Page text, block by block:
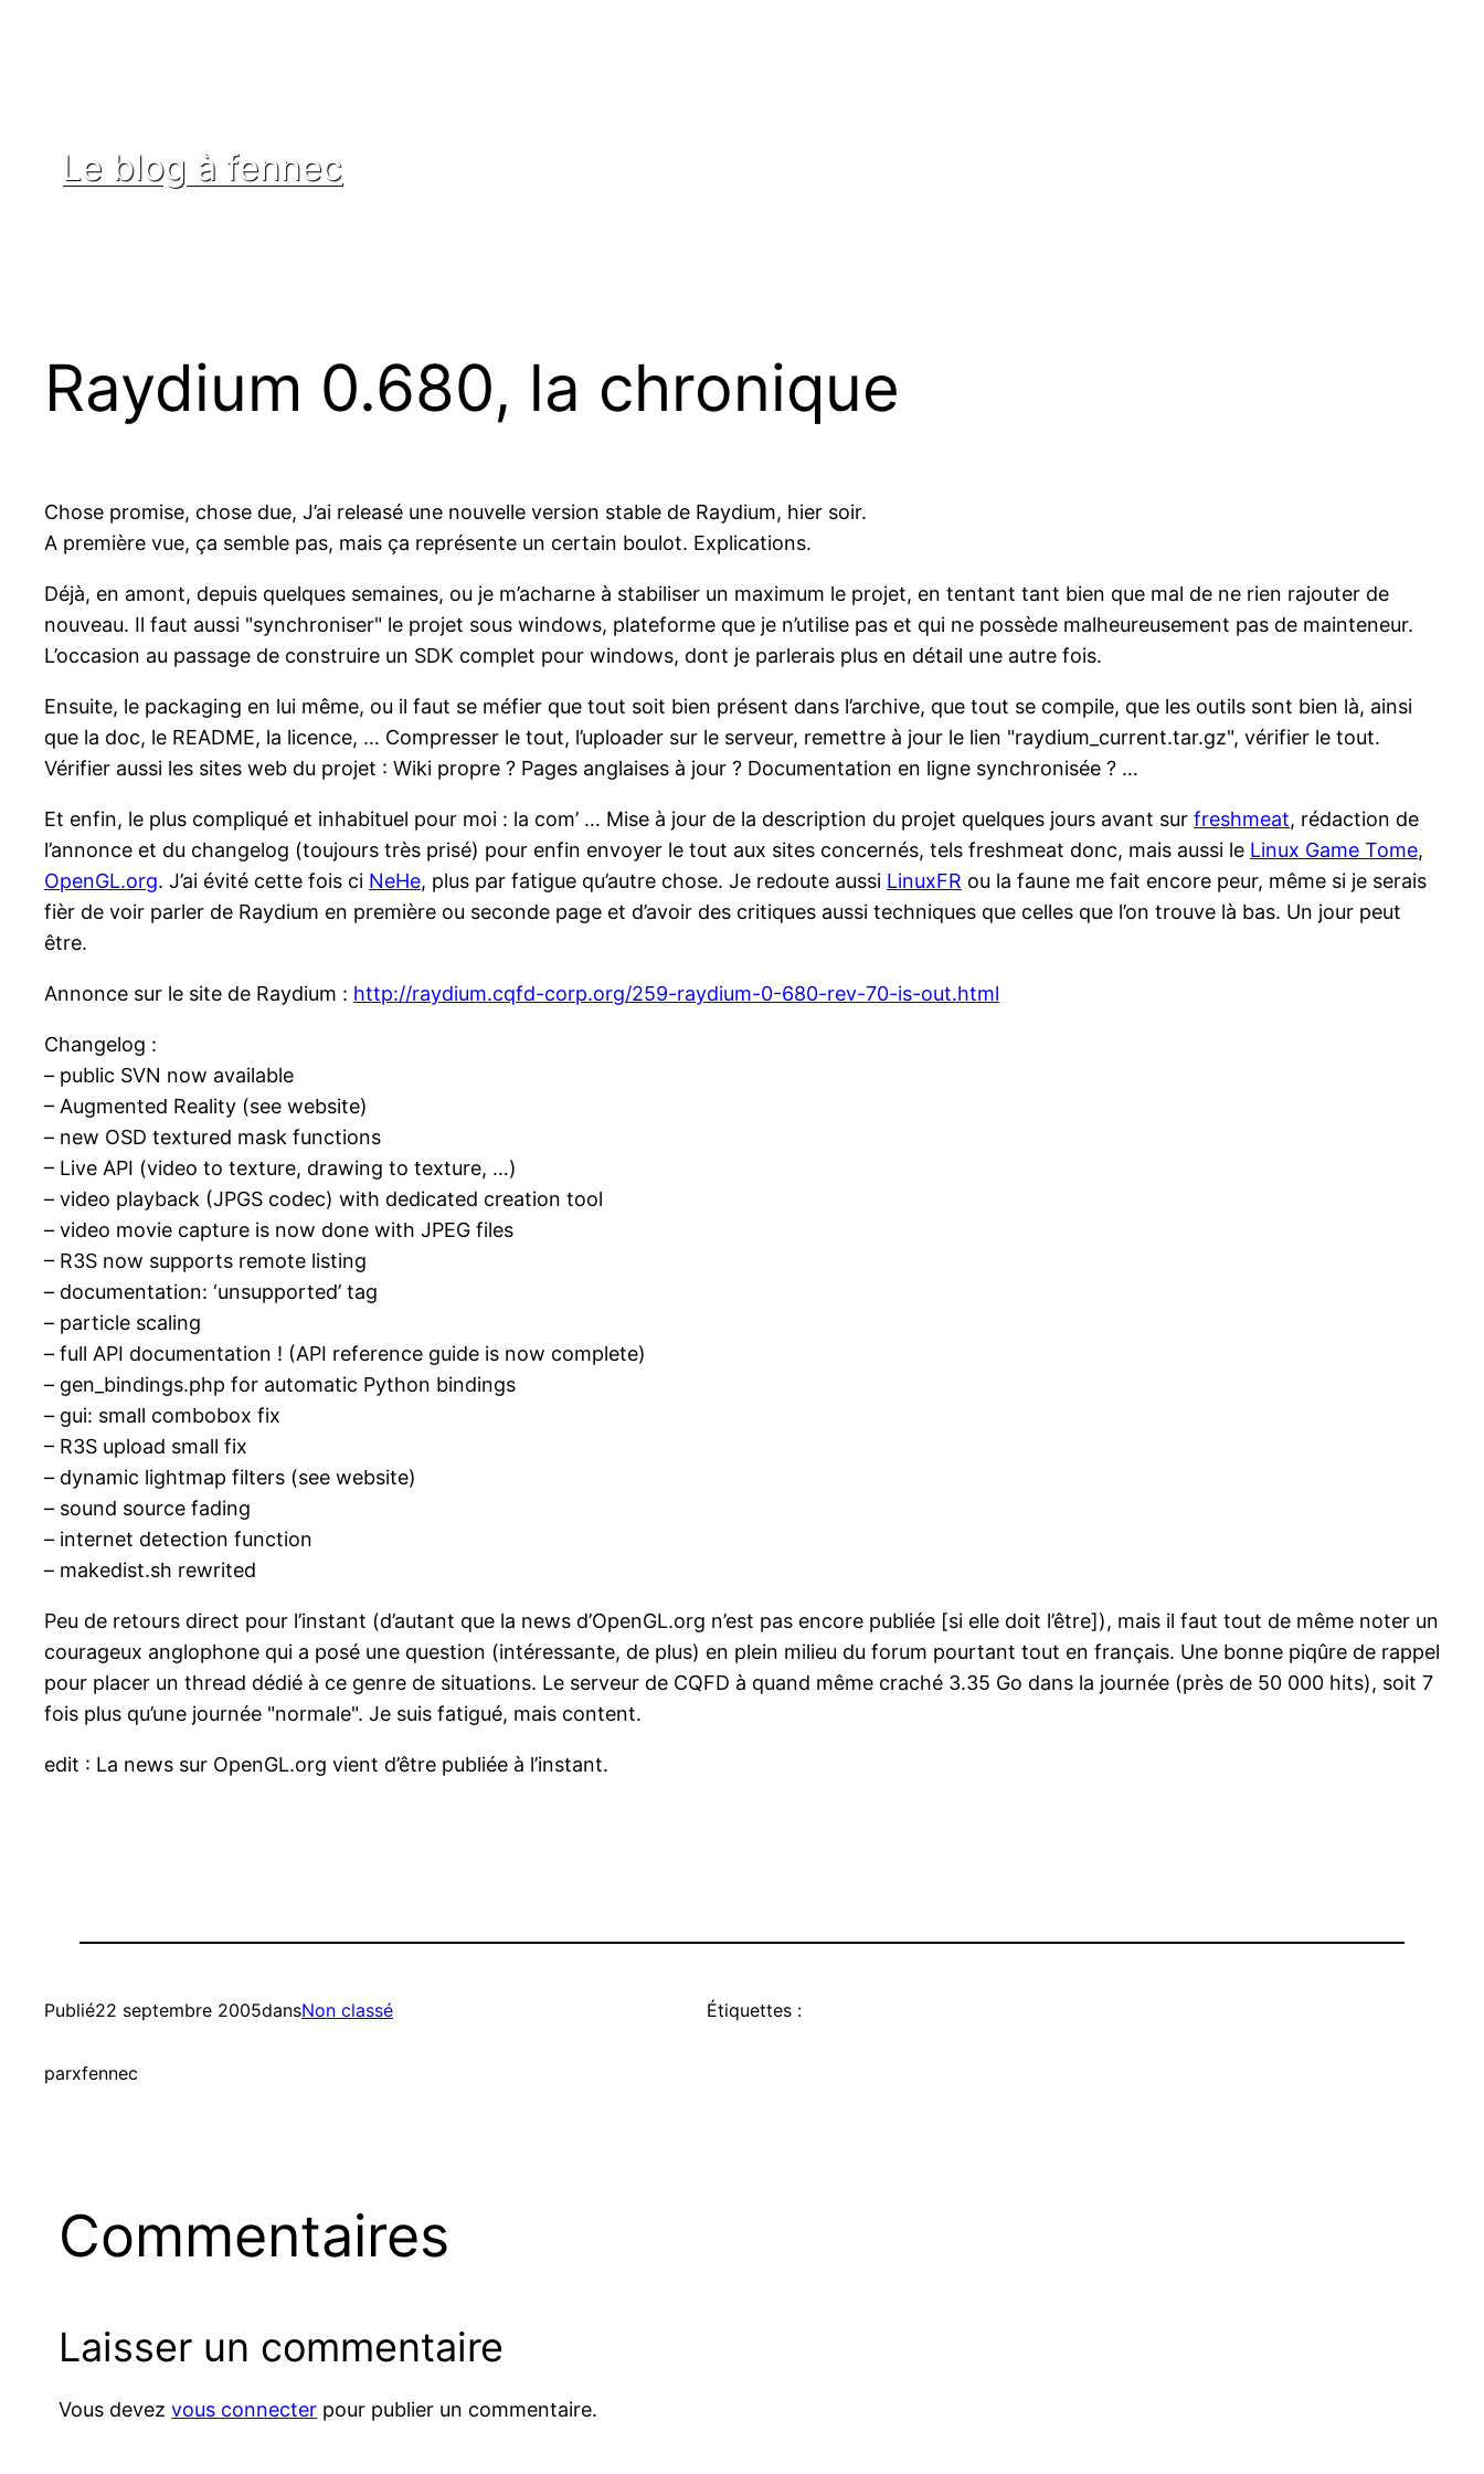
Le blog à fennec
Raydium 0.680, la chronique
Chose promise, chose due, J’ai releasé une nouvelle version stable de Raydium, hier soir.
A première vue, ça semble pas, mais ça représente un certain boulot. Explications.
Déjà, en amont, depuis quelques semaines, ou je m’acharne à stabiliser un maximum le projet, en tentant tant bien que mal de ne rien rajouter de
nouveau. Il faut aussi "synchroniser" le projet sous windows, plateforme que je n’utilise pas et qui ne possède malheureusement pas de mainteneur.
L’occasion au passage de construire un SDK complet pour windows, dont je parlerais plus en détail une autre fois.
Ensuite, le packaging en lui même, ou il faut se méfier que tout soit bien présent dans l’archive, que tout se compile, que les outils sont bien là, ainsi
que la doc, le README, la licence, … Compresser le tout, l’uploader sur le serveur, remettre à jour le lien "raydium_current.tar.gz", vérifier le tout.
Vérifier aussi les sites web du projet : Wiki propre ? Pages anglaises à jour ? Documentation en ligne synchronisée ? …
Et enfin, le plus compliqué et inhabituel pour moi : la com’ … Mise à jour de la description du projet quelques jours avant sur freshmeat, rédaction de
l’annonce et du changelog (toujours très prisé) pour enfin envoyer le tout aux sites concernés, tels freshmeat donc, mais aussi le Linux Game Tome,
OpenGL.org. J’ai évité cette fois ci NeHe, plus par fatigue qu’autre chose. Je redoute aussi LinuxFR ou la faune me fait encore peur, même si je serais
fièr de voir parler de Raydium en première ou seconde page et d’avoir des critiques aussi techniques que celles que l’on trouve là bas. Un jour peut
être.
Annonce sur le site de Raydium : http://raydium.cqfd-corp.org/259-raydium-0-680-rev-70-is-out.html
Changelog :
– public SVN now available
– Augmented Reality (see website)
– new OSD textured mask functions
– Live API (video to texture, drawing to texture, …)
– video playback (JPGS codec) with dedicated creation tool
– video movie capture is now done with JPEG files
– R3S now supports remote listing
– documentation: ‘unsupported’ tag
– particle scaling
– full API documentation ! (API reference guide is now complete)
– gen_bindings.php for automatic Python bindings
– gui: small combobox fix
– R3S upload small fix
– dynamic lightmap filters (see website)
– sound source fading
– internet detection function
– makedist.sh rewrited
Peu de retours direct pour l’instant (d’autant que la news d’OpenGL.org n’est pas encore publiée [si elle doit l’être]), mais il faut tout de même noter un
courageux anglophone qui a posé une question (intéressante, de plus) en plein milieu du forum pourtant tout en français. Une bonne piqûre de rappel
pour placer un thread dédié à ce genre de situations. Le serveur de CQFD à quand même craché 3.35 Go dans la journée (près de 50 000 hits), soit 7
fois plus qu’une journée "normale". Je suis fatigué, mais content.
edit : La news sur OpenGL.org vient d’être publiée à l’instant.
Publié22 septembre 2005dansNon classé
parxfennec
Étiquettes :
Commentaires
Laisser un commentaire
Vous devezvous connecter pour publier un commentaire.